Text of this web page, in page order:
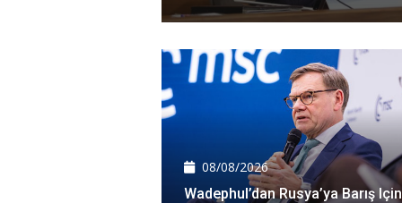
08/08/2026
Wadephul’dan Rusya’ya Barış Için